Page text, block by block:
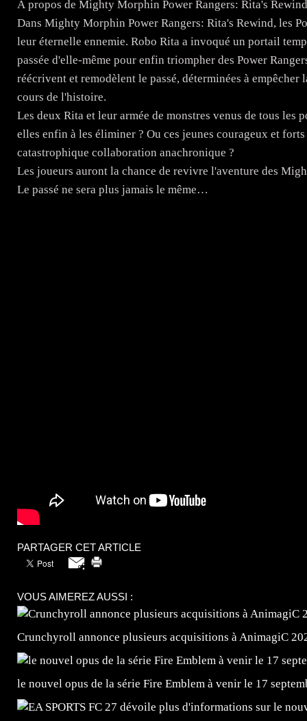
À propos de Mighty Morphin Power Rangers: Rita's
Dans Mighty Morphin Power Rangers: Rita's Rewind, les
leur éternelle ennemie. Robo Rita a invoqué un portail
passée d'elle-même pour enfin triompher des Power
réécrivent et remodèlent le passé, déterminées à
cours de l'histoire.
Les deux Rita et leur armée de monstres venus de tous
elles enfin à les éliminer ? Ou ces jeunes courageux et
catastrophique collaboration anachronique ?
Les joueurs auront la chance de revivre l'aventure des
Le passé ne sera plus jamais le même…
PARTAGER CET ARTICLE
VOUS AIMEREZ AUSSI :
Crunchyroll annonce plusieurs acquisitions à AnimagiC
le nouvel opus de la série Fire Emblem à venir le 17